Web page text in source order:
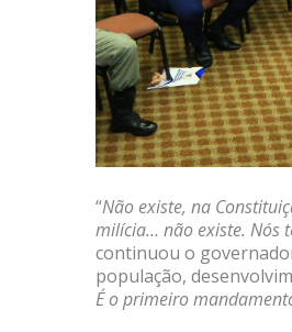
“Não existe, na
milícia… não existe. Nós
continuou o
população,
É o primeiro